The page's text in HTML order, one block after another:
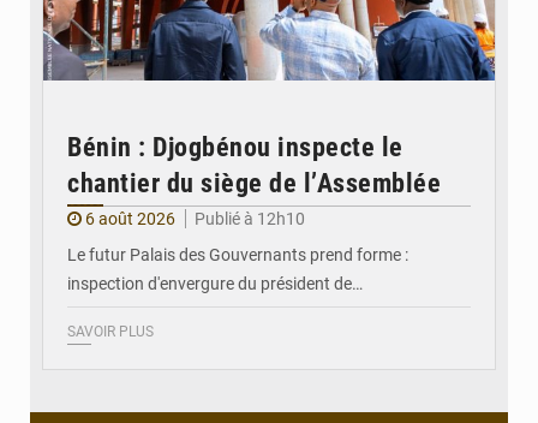
Bénin : Djogbénou inspecte le
chantier du siège de l’Assemblée
6 août 2026
Publié à 12h10
Le futur Palais des Gouvernants prend forme :
inspection d'envergure du président de…
SAVOIR PLUS